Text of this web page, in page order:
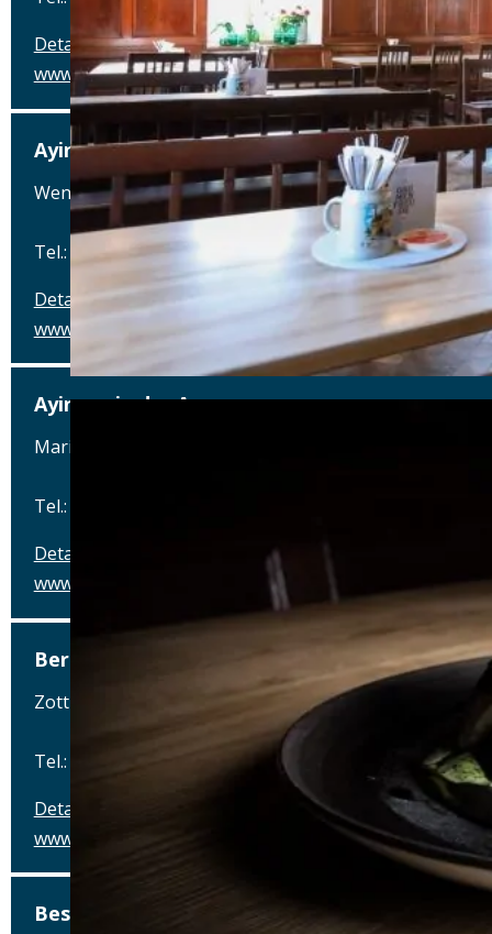
Details
www.ayinger-am-platzl.de
Ayinger am Rotkreuzplatz
Wendl-Dietrich-Str. 5, 80634 München
Tel.: Tel.: 089-95875091
Details
www.ayinger-am-rotkreuzplatz.de
Ayinger in der Au
Mariahilfplatz 4, 81541 München
Tel.: Tel.: 089-6223373666
Details
www.ayinger-in-der-au.de
Berggasthof Zottling
Zottling 1, 94265 Patersdorf
Tel.: Tel.: 09929-95900
Details
www.berggasthof-zottling.de
Best Western Hotel Polisina